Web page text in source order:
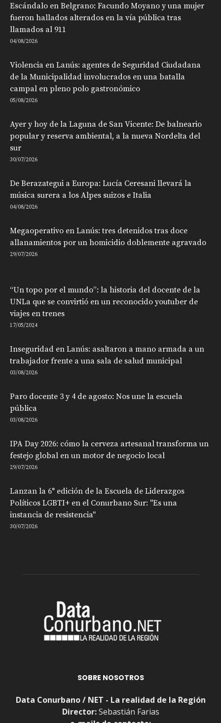
Escándalo en Belgrano: Facundo Moyano y una mujer
fueron hallados alterados en la vía pública tras
llamados al 911
04/08/2026
Violencia en Lanús: agentes de Seguridad Ciudadana
de la Municipalidad involucrados en una batalla
campal en pleno polo gastronómico
05/08/2026
Ayer y hoy de la Laguna de San Vicente: De balneario
popular y reserva ambiental, a la nueva Nordelta del
sur
30/07/2026
De Berazategui a Europa: Lucía Ceresani llevará la
música surera a los Alpes suizos e Italia
04/08/2026
Megaoperativo en Lanús: tres detenidos tras doce
allanamientos por un homicidio doblemente agravado
29/07/2026
“Un topo por el mundo”: la historia del docente de la
UNLa que se convirtió en un reconocido youtuber de
viajes en trenes
17/05/2024
Inseguridad en Lanús: asaltaron a mano armada a un
trabajador frente a una sala de salud municipal
03/08/2026
Paro docente 3 y 4 de agosto: Nos une la escuela
pública
03/08/2026
IPA Day 2026: cómo la cerveza artesanal transforma un
festejo global en un motor de negocio local
29/07/2026
Lanzan la 6° edición de la Escuela de Liderazgos
Políticos LGBTI+ en el Conurbano Sur: "Es una
instancia de resistencia"
30/07/2026
SOBRE NOSOTROS
Data Conurbano / NET - La realidad de la Región
Director:Sebastián Farias